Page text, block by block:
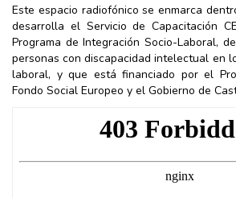
Este espacio radiofónico se enmarca
desarrolla el Servicio de Capacitación
Programa de Integración Socio-Laboral,
personas con discapacidad intelectual en
laboral, y que está financiado por el
Fondo Social Europeo y el Gobierno de